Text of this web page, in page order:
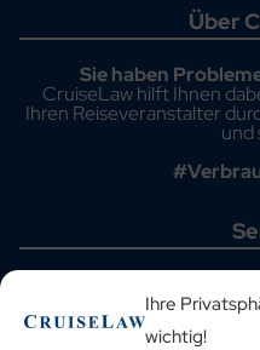
Ihre
wichtig!
Über
Sie haben
CruiseLaw hilft Ihnen
Ihren Reiseveranstalter
und